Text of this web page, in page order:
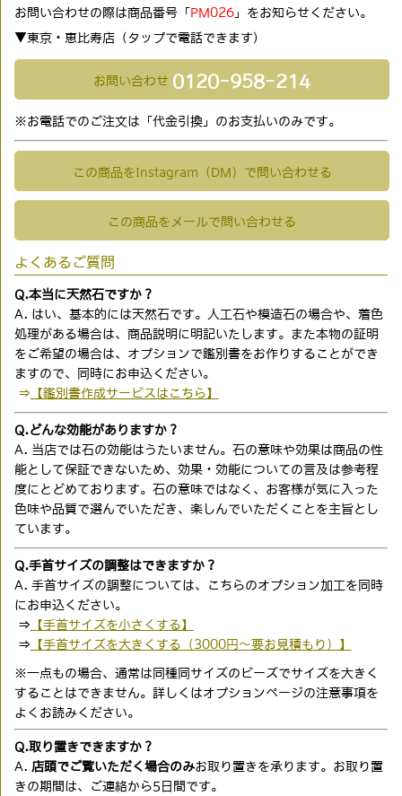
お問い合わせの際は商品番号「 PM026」をお知らせください。
▼東京・恵比寿店（タップで電話できます)
お問い合わせ 0120-958-214
※お電話でのご注文は「代金引換」のお支払いのみです。
この商品をInstagram（DM）で問い合わせる
この商品をメールで問い合わせる
よくあるご質問
Q.本当に天然石ですか？
A. はい、基本的には天然石です。人工石や模造石の場合や、着色
処理がある場合は、商品説明に明記いたします。また本物の証明
をご希望の場合は、オプションで鑑別書をお作りすることができ
ますので、同時にお申込ください。
⇒ 【鑑別書作成サービスはこちら】
Q.どんな効能がありますか？
A. 当店では石の効能はうたいません。石の意味や効果は商品の性
能として保証できないため、効果・効能についての言及は参考程
度にとどめております。石の意味ではなく、お客様が気に入った
色味や品質で選んでいただき、楽しんでいただくことを主旨とし
ています。
Q.手首サイズの調整はできますか？
A. 手首サイズの調整については、こちらのオプション加工を同時
にお申込ください。
⇒ 【手首サイズを小さくする】
⇒ 【手首サイズを大きくする（3000円〜要お見積もり）】
※一点もの場合、通常は同種同サイズのビーズでサイズを大きく
することはできません。詳しくはオプションページの注意事項を
よくお読みください。
Q.取り置きできますか？
A. 店頭でご覧いただく場合のみお取り置きを承ります。お取り置
きの期間は、ご連絡から5日間です。